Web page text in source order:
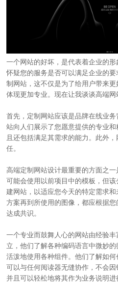
一个网站的好坏，是代表着企业的
怀疑您的服务是否可以满足企业的
制网站 ，这不仅是为了给用户带来
体现更加专业。现在让我谈谈高端网
首先， 定制网站应该是品牌在线业
站向人们展示了您愿意提供的专业
且还包括满足其需求的能力。此外
任。
高端定制网站设计最重要的方面之
可能会使用以前项目中的模板，但
建网站，以适应您今天的特定需求
方案再到所使用的图像，都应根据
达成共识。
一个专业而鼓舞人心的网站由经验
立，他们了解各种编码语言中微妙
活泼地使用各种组件。他们了解如
可以与任何阅读器无缝协作，不会
并且可以轻松地将其作为业务说明进